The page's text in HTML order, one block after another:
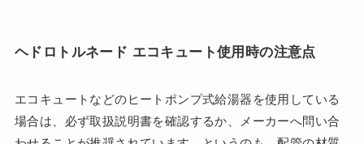
ヘドロトルネード エコキュート使用時の注意点
エコキュートなどのヒートポンプ式給湯器を使用している
場合は、必ず取扱説明書を確認するか、メーカーへ問い合